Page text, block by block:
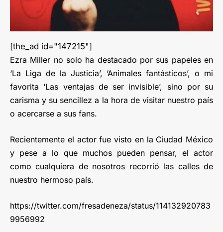
[the_ad id="147215"]
Ezra Miller no solo ha destacado por sus papeles en
‘La Liga de la Justicia’, ‘Animales fantásticos’, o mi
favorita ‘Las ventajas de ser invisible’, sino por su
carisma y su sencillez a la hora de visitar nuestro país
o acercarse a sus fans.
Recientemente el actor fue visto en la Ciudad México
y pese a lo que muchos pueden pensar, el actor
como cualquiera de nosotros recorrió las calles de
nuestro hermoso país.
https://twitter.com/fresadeneza/status/114132920783
9956992